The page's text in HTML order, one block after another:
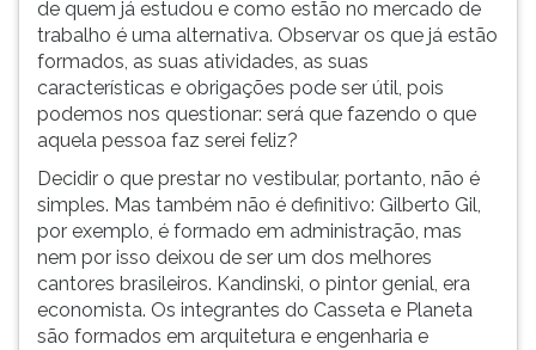
de quem já estudou e como estão no mercado de
trabalho é uma alternativa. Observar os que já estão
formados, as suas atividades, as suas
características e obrigações pode ser útil, pois
podemos nos questionar: será que fazendo o que
aquela pessoa faz serei feliz?
Decidir o que prestar no vestibular, portanto, não é
simples. Mas também não é definitivo: Gilberto Gil,
por exemplo, é formado em administração, mas
nem por isso deixou de ser um dos melhores
cantores brasileiros. Kandinski, o pintor genial, era
economista. Os integrantes do Casseta e Planeta
são formados em arquitetura e engenharia e